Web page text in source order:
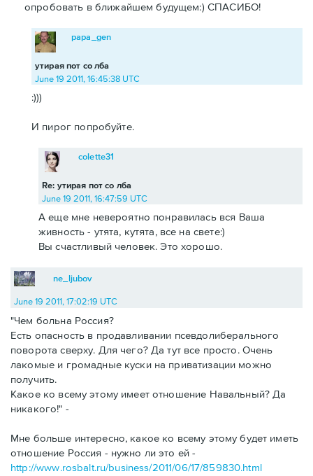
опробовать в ближайшем будущем:) СПАСИБО!
утирая пот со лба
papa_gen
June 19 2011, 16:45:38 UTC
:)))
И пирог попробуйте.
Re: утирая пот со лба
colette31
June 19 2011, 16:47:59 UTC
А еще мне невероятно понравилась вся Ваша
живность - утята, кутята, все на свете:)
Вы счастливый человек. Это хорошо.
ne_ljubov
June 19 2011, 17:02:19 UTC
"Чем больна Россия?
Есть опасность в продавливании псевдолиберального
поворота сверху. Для чего? Да тут все просто. Очень
лакомые и громадные куски на приватизации можно
получить.
Какое ко всему этому имеет отношение Навальный? Да
никакого!" -
Мне больше интересно, какое ко всему этому будет иметь
отношение Россия - нужно ли это ей -
http://www.rosbalt.ru/business/2011/06/17/859830.html